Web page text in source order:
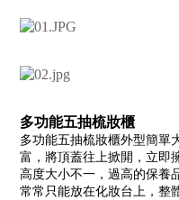
多功能五抽梳妝櫃
多功能五抽梳妝櫃外型簡單
富，將頂蓋往上掀開，立即
高度大小不一，過高的保養
常常只能放在化妝台上，整